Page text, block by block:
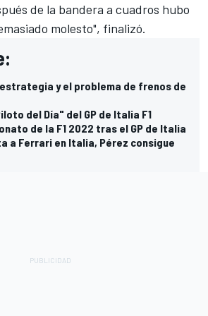
de la bandera a cuadros hubo
molesto", finalizó.
y el problema de frenos de
del Día" del GP de Italia F1
de la F1 2022 tras el GP de Italia
a Ferrari en Italia, Pérez consigue